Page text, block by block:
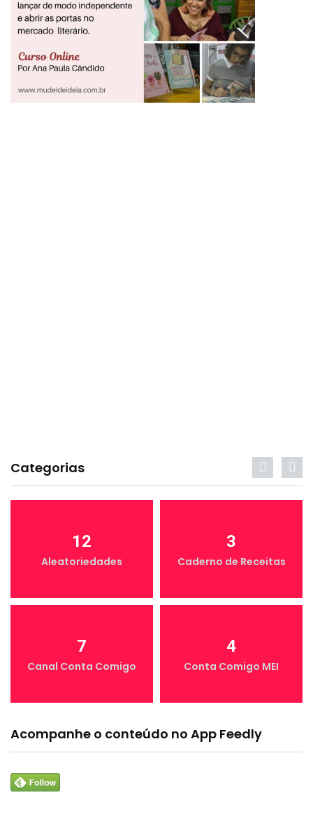
Categorias
12
Aleatoriedades
3
Caderno de Receitas
7
Canal Conta Comigo
4
Conta Comigo MEI
Acompanhe o conteúdo no App Feedly